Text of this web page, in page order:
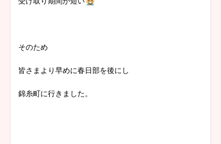
そのため
皆さまより早めに春日部を後にし
錦糸町に行きました。